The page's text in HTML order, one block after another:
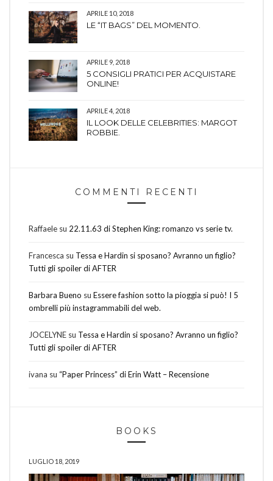
APRILE 10, 2018
LE “IT BAGS” DEL MOMENTO.
APRILE 9, 2018
5 CONSIGLI PRATICI PER ACQUISTARE
ONLINE!
APRILE 4, 2018
IL LOOK DELLE CELEBRITIES: MARGOT
ROBBIE.
COMMENTI RECENTI
Raffaele su 22.11.63 di Stephen King: romanzo vs serie tv.
Francesca su Tessa e Hardin si sposano? Avranno un figlio?
Tutti gli spoiler di AFTER
Barbara Bueno su Essere fashion sotto la pioggia si può! I 5
ombrelli più instagrammabili del web.
JOCELYNE su Tessa e Hardin si sposano? Avranno un figlio?
Tutti gli spoiler di AFTER
ivana su “Paper Princess” di Erin Watt – Recensione
BOOKS
LUGLIO 18, 2019